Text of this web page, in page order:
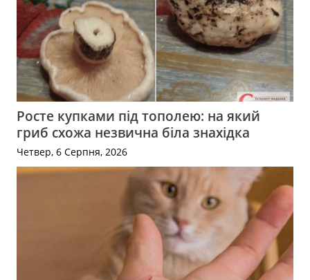
Росте купками під тополею: на який
гриб схожа незвична біла знахідка
Четвер, 6 Серпня, 2026